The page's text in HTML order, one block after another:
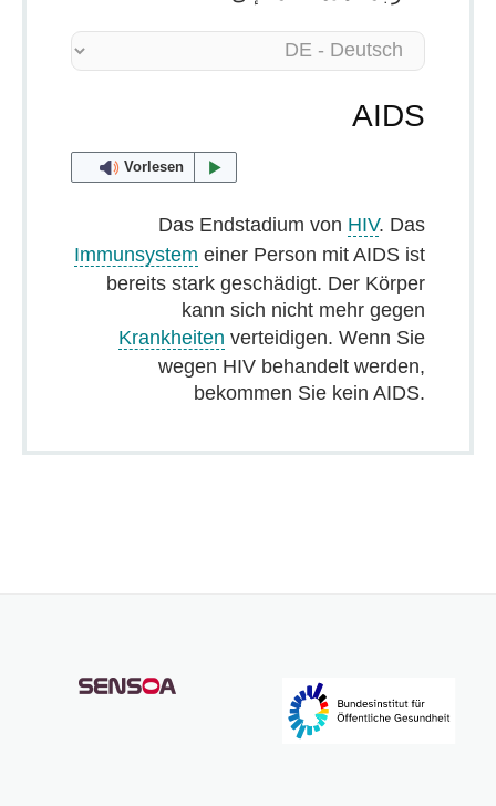
AIDS
Vorlesen
Das Endstadium von HIV. Das
Immunsystem einer Person mit AIDS ist
bereits stark geschädigt. Der Körper
kann sich nicht mehr gegen
Krankheiten verteidigen. Wenn Sie
wegen HIV behandelt werden,
bekommen Sie kein AIDS.